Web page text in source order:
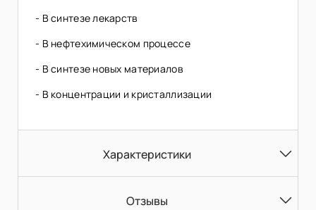
- В синтезе лекарств
- В нефтехимическом процессе
- В синтезе новых материалов
- В концентрации и кристаллизации
Характеристики
Отзывы